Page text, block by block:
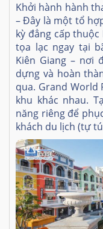
Khởi hành hành
– Đây là một tổ
kỳ đẳng cấp
tọa lạc ngay tại
Kiên Giang – nơi
dựng và hoàn
qua. Grand World
khu khác nhau.
năng riêng để
khách du lịch (tự